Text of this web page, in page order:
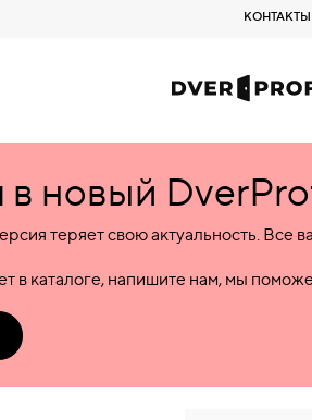
КОНТАКТЫ
новый
теряет свою актуальность.
в каталоге, напишите нам, мы